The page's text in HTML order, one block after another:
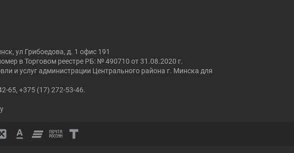
ул Грибоедова, д. 1 офис 191
в Торговом реестре РБ: № 490710 от 31.08.2020 г.
и услуг администрации Центрального района г. Минска для
65, +375 (17) 272-53-46.